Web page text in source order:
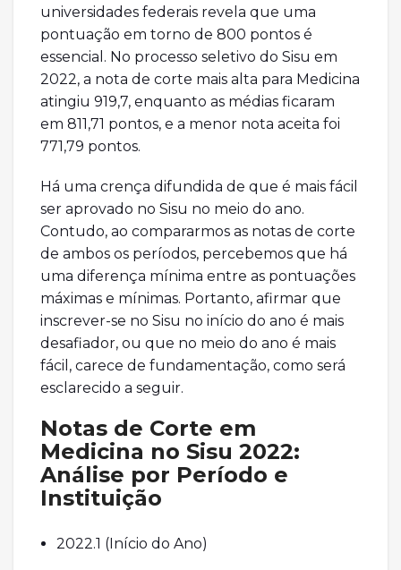
universidades federais revela que uma
pontuação em torno de 800 pontos é
essencial. No processo seletivo do Sisu em
2022, a nota de corte mais alta para Medicina
atingiu 919,7, enquanto as médias ficaram
em 811,71 pontos, e a menor nota aceita foi
771,79 pontos.
Há uma crença difundida de que é mais fácil
ser aprovado no Sisu no meio do ano.
Contudo, ao compararmos as notas de corte
de ambos os períodos, percebemos que há
uma diferença mínima entre as pontuações
máximas e mínimas. Portanto, afirmar que
inscrever-se no Sisu no início do ano é mais
desafiador, ou que no meio do ano é mais
fácil, carece de fundamentação, como será
esclarecido a seguir.
Notas de Corte em
Medicina no Sisu 2022:
Análise por Período e
Instituição
2022.1 (Início do Ano)